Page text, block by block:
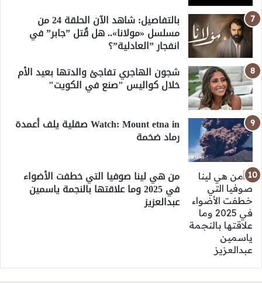
بالتفاصيل: شاهد الآن الحلقة 24 من
مسلسل «مولانا».. هل قُتل ”جابر” في
انفجار ”العادلية”؟
شجون الهاجري تفاجئ والدتها بعيد الأم
خلال كواليس "صنع في الكويت"
Watch: Mount etna in صقلية يلف أعمدة
رماد ضخمة
من هي لينا صوفيا التي خطفت الأضواء
في 2025 وما علاقتها بالنجمة ياسمين
عبدالعزيز